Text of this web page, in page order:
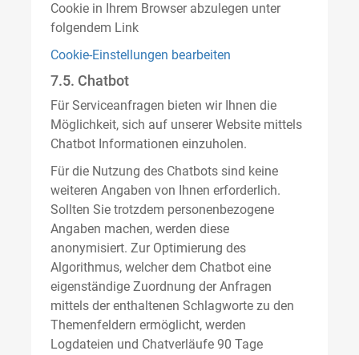
Cookie in Ihrem Browser abzulegen unter
folgendem Link
Cookie-Einstellungen bearbeiten
7.5. Chatbot
Für Serviceanfragen bieten wir Ihnen die
Möglichkeit, sich auf unserer Website mittels
Chatbot Informationen einzuholen.
Für die Nutzung des Chatbots sind keine
weiteren Angaben von Ihnen erforderlich.
Sollten Sie trotzdem personenbezogene
Angaben machen, werden diese
anonymisiert. Zur Optimierung des
Algorithmus, welcher dem Chatbot eine
eigenständige Zuordnung der Anfragen
mittels der enthaltenen Schlagworte zu den
Themenfeldern ermöglicht, werden
Logdateien und Chatverläufe 90 Tage